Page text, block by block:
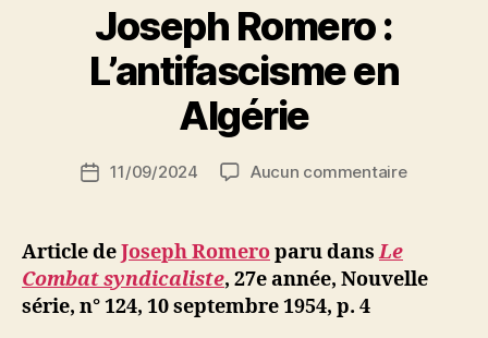
la
question
du
Algérien »
Joseph Romero :
L’antifascisme en
Algérie
de
a
r
S
N
ji
Date11/09/2024 Aucun commentairesur
en
Article deJoseph Romeroparu dansLe
Combat syndicaliste, 27e année, Nouvelle
série, n° 124, 10 septembre 1954, p. 4